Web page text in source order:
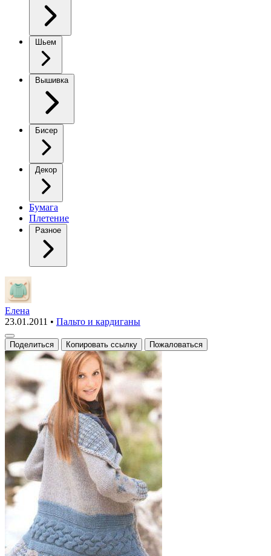
Шьем
Вышивка
Бисер
Декор
Бумага
Плетение
Разное
Пальто
с
бахромой
Елена
23.01.2011 • Пальто и кардиганы
Поделиться Копировать ссылку Пожаловаться